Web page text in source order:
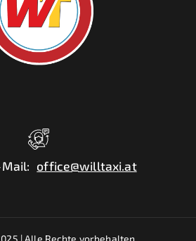
: office@willtaxi.at